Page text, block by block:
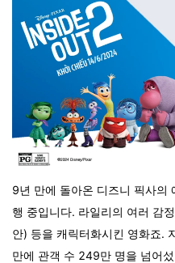
9년 만에 돌아온 디즈니 픽사의
행 중입니다. 라일리의 여러 감
안) 등을 캐릭터화시킨 영화죠.
만에 관객 수 249만 명을 넘어